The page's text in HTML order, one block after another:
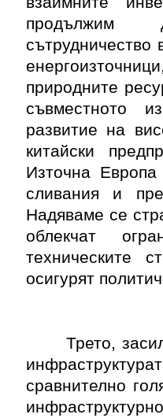
продължим
сътрудничество
природните
съвместното
развитие на
китайски
Източна
сливания и
Надяваме се
облекчат
техническите
осигурят
Трето,
сравнително